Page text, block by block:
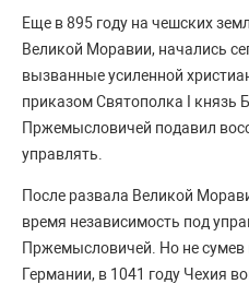
Еще в 895 году на чешских
Великой Моравии, начались
вызванные усиленной
приказом Святополка I князь
Пржемысловичей подавил
управлять.
После развала Великой
время независимость под
Пржемысловичей. Но не
Германии, в 1041 году Чехия